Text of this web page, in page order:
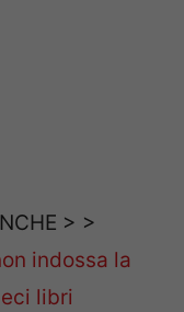
> >
indossa la
libri